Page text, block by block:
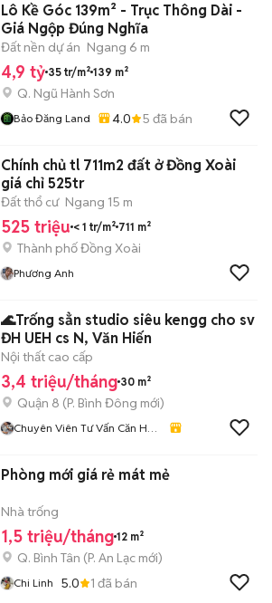
Lô Kề Góc 139m² - Trục Thông Dài -
Giá Ngộp Đúng Nghĩa
Đất nền dự án Ngang 6 m
4,9 tỷ 35 tr/m² 139 m²
Q. Ngũ Hành Sơn
Bảo Đăng Land 4.0 5 đã bán
Chính chủ tl 711m2 đất ở Đồng Xoài
giá chỉ 525tr
Đất thổ cư Ngang 15 m
525 triệu < 1 tr/m² 711 m²
Thành phố Đồng Xoài
Phương Anh
🌊Trống sẳn studio siêu kengg cho sv
ĐH UEH cs N, Văn Hiến
Nội thất cao cấp
3,4 triệu/tháng 30 m²
Quận 8 (P. Bình Đông mới)
Chuyên Viên Tư Vấn Căn Hộ
Phòng mới giá rẻ mát mẻ
Nhà trống
1,5 triệu/tháng 12 m²
Q. Bình Tân (P. An Lạc mới)
Chi Linh 5.0 1 đã bán